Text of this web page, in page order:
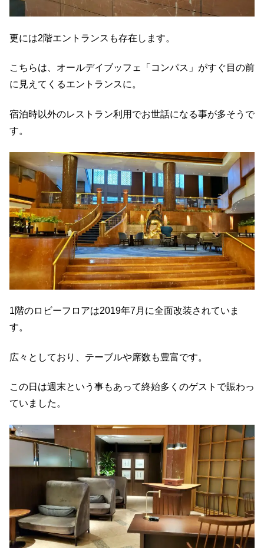
更には2階エントランスも存在します。
こちらは、オールデイブッフェ「コンパス」がすぐ目の前
に見えてくるエントランスに。
宿泊時以外のレストラン利用でお世話になる事が多そうで
す。
1階のロビーフロアは2019年7月に全面改装されていま
す。
広々としており、テーブルや席数も豊富です。
この日は週末という事もあって終始多くのゲストで賑わっ
ていました。